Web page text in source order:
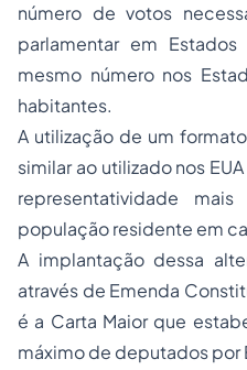
número de votos
parlamentar em
mesmo número nos
habitantes.
A utilização de um
similar ao utilizado nos
representatividade
população residente em
A implantação dessa
através de Emenda
é a Carta Maior que
máximo de deputados por